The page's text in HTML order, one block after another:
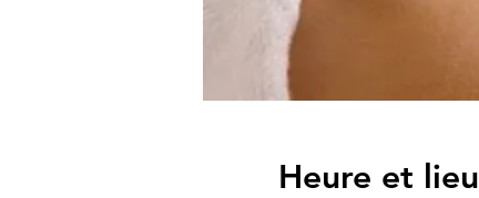
Heure et lieu